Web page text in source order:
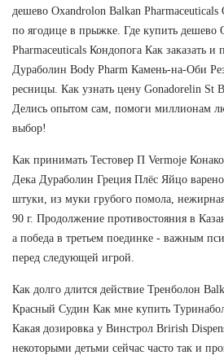
дешево Oxandrolon Balkan Pharmaceuticals
по ягодице в прыжке. Где купить дешево
Pharmaceuticals Кондопога Как заказать и
Дураболин Body Pharm Камень-на-Оби
ресницы. Как узнать цену Gonadorelin St
Делись опытом сам, помоги миллионам
выбор!
Как принимать Тестовер П Vermoje
Дека Дураболин Греция Плёс Яйцо
штуки, из муки грубого помола,
90 г. Продолжение противостояния в
а победа в третьем поединке - важным
перед следующей игрой.
Как долго длится действие Тренболон
Красный Судин Как мне купить
Какая дозировка у Винстрол Brirish
некоторыми детьми сейчас часто так и